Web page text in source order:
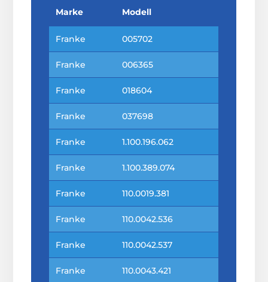
C
H
Marke Modell
Franke 005702
Franke 006365
Franke 018604
Franke 037698
Franke 1.100.196.062
Franke 1.100.389.074
Franke 110.0019.381
Franke 110.0042.536
Franke 110.0042.537
Franke 110.0043.421